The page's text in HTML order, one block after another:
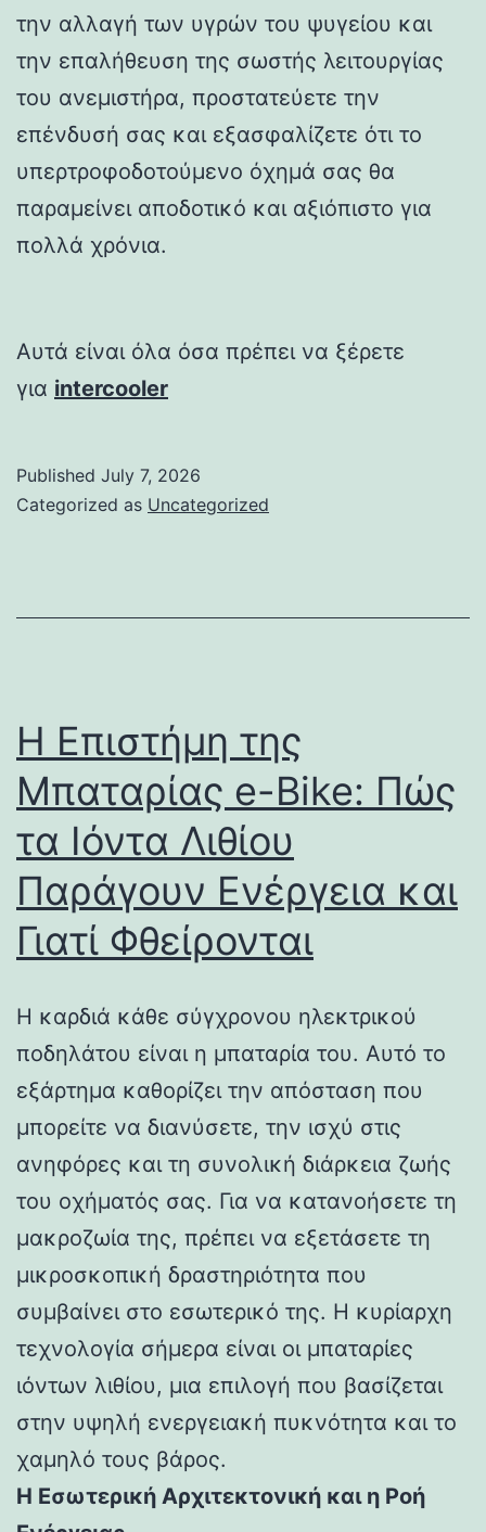
την αλλαγή των υγρών του ψυγείου και
την επαλήθευση της σωστής λειτουργίας
του ανεμιστήρα, προστατεύετε την
επένδυσή σας και εξασφαλίζετε ότι το
υπερτροφοδοτούμενο όχημά σας θα
παραμείνει αποδοτικό και αξιόπιστο για
πολλά χρόνια.
Αυτά είναι όλα όσα πρέπει να ξέρετε
για intercooler
Published July 7, 2026
Categorized as Uncategorized
Η Επιστήμη της
Μπαταρίας e-Bike: Πώς
τα Ιόντα Λιθίου
Παράγουν Ενέργεια και
Γιατί Φθείρονται
Η καρδιά κάθε σύγχρονου ηλεκτρικού
ποδηλάτου είναι η μπαταρία του. Αυτό το
εξάρτημα καθορίζει την απόσταση που
μπορείτε να διανύσετε, την ισχύ στις
ανηφόρες και τη συνολική διάρκεια ζωής
του οχήματός σας. Για να κατανοήσετε τη
μακροζωία της, πρέπει να εξετάσετε τη
μικροσκοπική δραστηριότητα που
συμβαίνει στο εσωτερικό της. Η κυρίαρχη
τεχνολογία σήμερα είναι οι μπαταρίες
ιόντων λιθίου, μια επιλογή που βασίζεται
στην υψηλή ενεργειακή πυκνότητα και το
χαμηλό τους βάρος.
Η Εσωτερική Αρχιτεκτονική και η Ροή